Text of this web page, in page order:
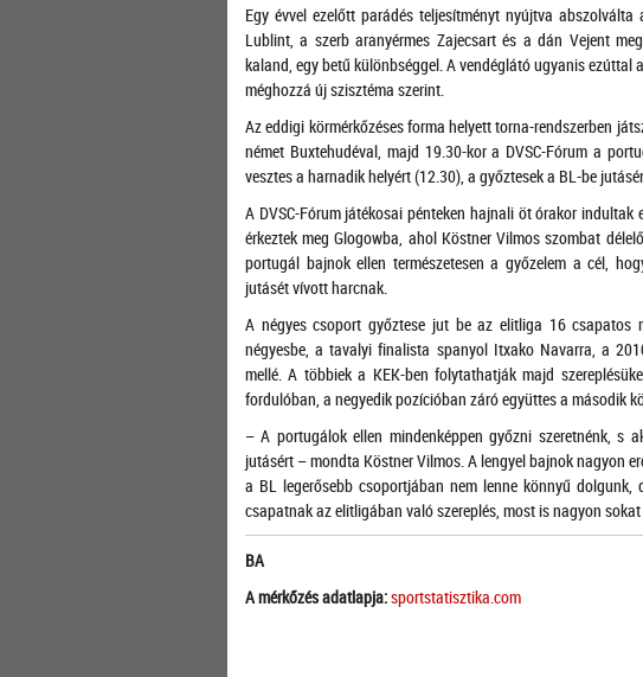
Egy évvel ezelőtt parádés teljesítményt nyújtva
Lublint, a szerb aranyérmes Zajecsart és a dán Vejent
kaland, egy betű különbséggel. A vendéglátó ugyanis ezúttal
méghozzá új szisztéma szerint.
Az eddigi körmérkőzéses forma helyett torna-rendszerben
német Buxtehudéval, majd 19.30-kor a DVSC-Fórum a
vesztes a harnadik helyért (12.30), a győztesek a BL-be
A DVSC-Fórum játékosai pénteken hajnali öt órakor
érkeztek meg Glogowba, ahol Köstner Vilmos szombat
portugál bajnok ellen természetesen a győzelem a cél,
jutásét vívott harcnak.
A négyes csoport győztese jut be az elitliga 16 csapatos
négyesbe, a tavalyi finalista spanyol Itxako Navarra, a
mellé. A többiek a KEK-ben folytathatják majd
fordulóban, a negyedik pozícióban záró együttes a második
– A portugálok ellen mindenképpen győzni szeretnénk, s
jutásért – mondta Köstner Vilmos. A lengyel bajnok nagyon
a BL legerősebb csoportjában nem lenne könnyű
csapatnak az elitligában való szereplés, most is nagyon
BA
A mérkőzés adatlapja:sportstatisztika.com